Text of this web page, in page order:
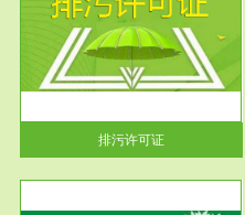
排污许可证
应急预案
根据《中华人民共和国环境保护
法》第十九条 企业事业单位应
当按照...